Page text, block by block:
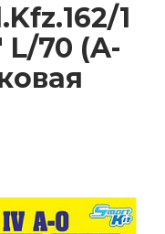
1
70 (A-